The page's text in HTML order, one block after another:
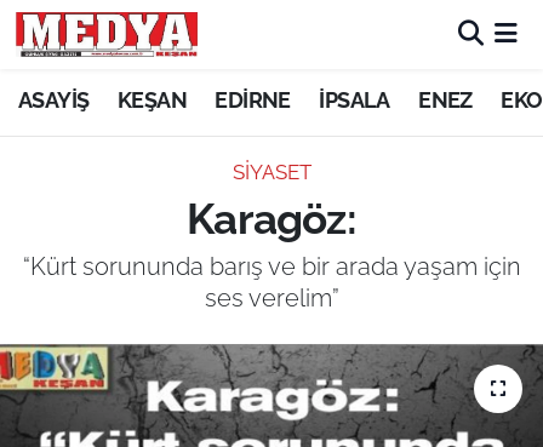
ASAYİŞ KEŞAN EDİRNE İPSALA ENEZ
SİYASET
Karagöz:
“Kürt sorununda barış ve bir arada yaşam için
ses verelim”
KEŞAN
SİYASET
GÜNDEM
EKONOMİ